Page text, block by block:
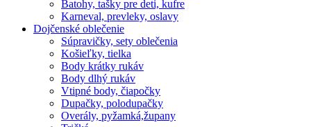
Batohy, tašky pre deti, kufre
Karneval, prevleky, oslavy
Dojčenské oblečenie
Súpravičky, sety oblečenia
Košieľky, tielka
Body krátky rukáv
Body dlhý rukáv
Vtipné body, čiapočky
Dupačky, polodupačky
Overály, pyžamká,župany